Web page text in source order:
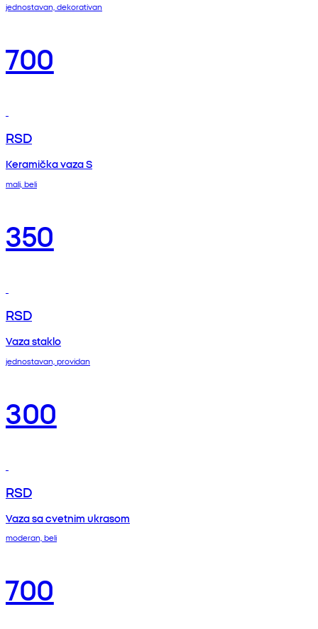
jednostavan, dekorativan
700
RSD
Keramička vaza S
mali, beli
350
RSD
Vaza staklo
jednostavan, providan
300
RSD
Vaza sa cvetnim ukrasom
moderan, beli
700